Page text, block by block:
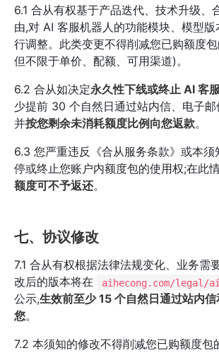
6.1 合从有权基于产品迭代、技术升级、
由,对 AI 客服机器人的功能模块、模型
行调整。此类变更不得削减您已购额度
但不限于单价、配额、可用渠道)。
6.2 合从如决定永久性下线或终止 AI 客
少提前 30 个自然日通过站内信、电子
并按您剩余未消耗额度比例向您返款。
6.3 您严重违反《合从服务条款》或本须
停或终止您账户内额度包的使用权;在此
额度可不予返还。
七、协议修改
7.1 合从有权根据法律法规变化、业务需
改后的版本将在
aihecong.com/legal/
公示,生效前至少 15 个自然日通过站内
您。
7.2 本须知的修改不得削减您已购额度包